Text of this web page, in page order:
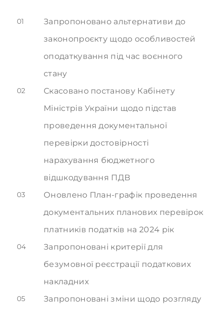
01
Запропоновано альтернативи до
законопроєкту щодо особливостей
оподаткування під час воєнного
стану
02
Скасовано постанову Кабінету
Міністрів України щодо підстав
проведення документальної
перевірки достовірності
нарахування бюджетного
відшкодування ПДВ
03
Оновлено План-графік проведення
документальних планових перевірок
платників податків на 2024 рік
04
Запропоновані критерії для
безумовної реєстрації податкових
накладних
05
Запропоновані зміни щодо розгляду